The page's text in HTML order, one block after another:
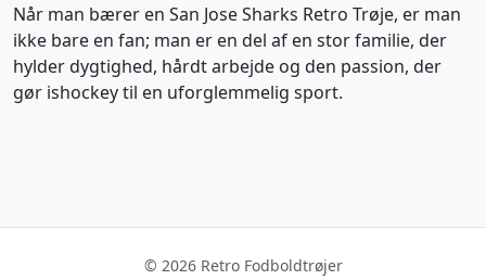
Når man bærer en San Jose Sharks Retro Trøje, er man
ikke bare en fan; man er en del af en stor familie, der
hylder dygtighed, hårdt arbejde og den passion, der
gør ishockey til en uforglemmelig sport.
© 2026 Retro Fodboldtrøjer